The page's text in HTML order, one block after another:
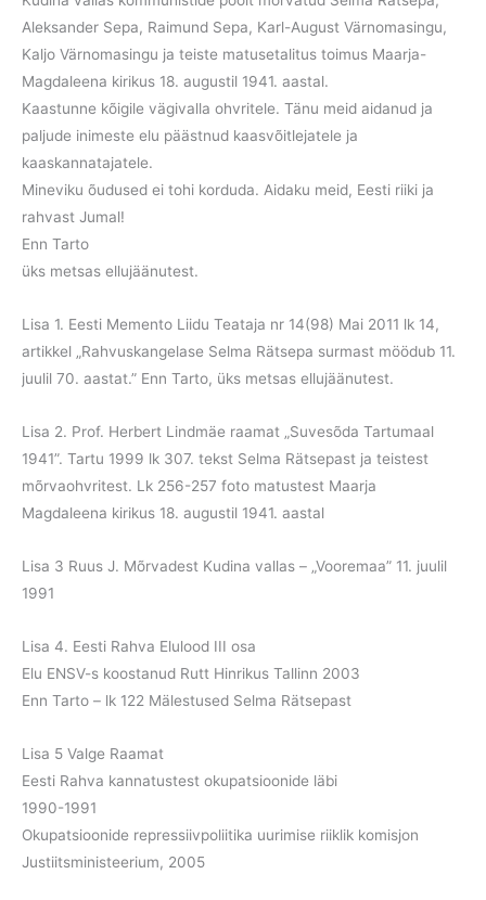
Aleksander Sepa, Raimund Sepa, Karl-August Värnomasingu,
Kaljo Värnomasingu ja teiste matusetalitus toimus Maarja-
Magdaleena kirikus 18. augustil 1941. aastal.
Kaastunne kõigile vägivalla ohvritele. Tänu meid aidanud ja
paljude inimeste elu päästnud kaasvõitlejatele ja
kaaskannatajatele.
Mineviku õudused ei tohi korduda. Aidaku meid, Eesti riiki ja
rahvast Jumal!
Enn Tarto
üks metsas ellujäänutest.
Lisa 1. Eesti Memento Liidu Teataja nr 14(98) Mai 2011 lk 14,
artikkel „Rahvuskangelase Selma Rätsepa surmast möödub 11.
juulil 70. aastat.” Enn Tarto, üks metsas ellujäänutest.
Lisa 2. Prof. Herbert Lindmäe raamat „Suvesõda Tartumaal
1941”. Tartu 1999 lk 307. tekst Selma Rätsepast ja teistest
mõrvaohvritest. Lk 256-257 foto matustest Maarja
Magdaleena kirikus 18. augustil 1941. aastal
Lisa 3 Ruus J. Mõrvadest Kudina vallas – „Vooremaa” 11. juulil
1991
Lisa 4. Eesti Rahva Elulood III osa
Elu ENSV-s koostanud Rutt Hinrikus Tallinn 2003
Enn Tarto – lk 122 Mälestused Selma Rätsepast
Lisa 5 Valge Raamat
Eesti Rahva kannatustest okupatsioonide läbi
1990-1991
Okupatsioonide repressiivpoliitika uurimise riiklik komisjon
Justiitsministeerium, 2005